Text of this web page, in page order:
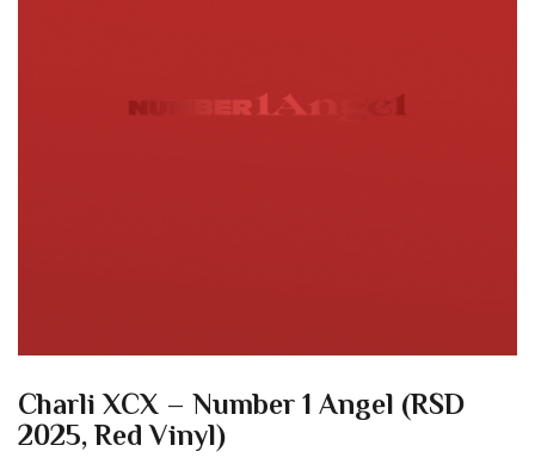
Charli XCX – Number 1 Angel (RSD
2025, Red Vinyl)